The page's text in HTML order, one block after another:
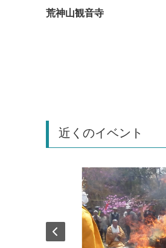
荒神山観音寺
近くのイベント